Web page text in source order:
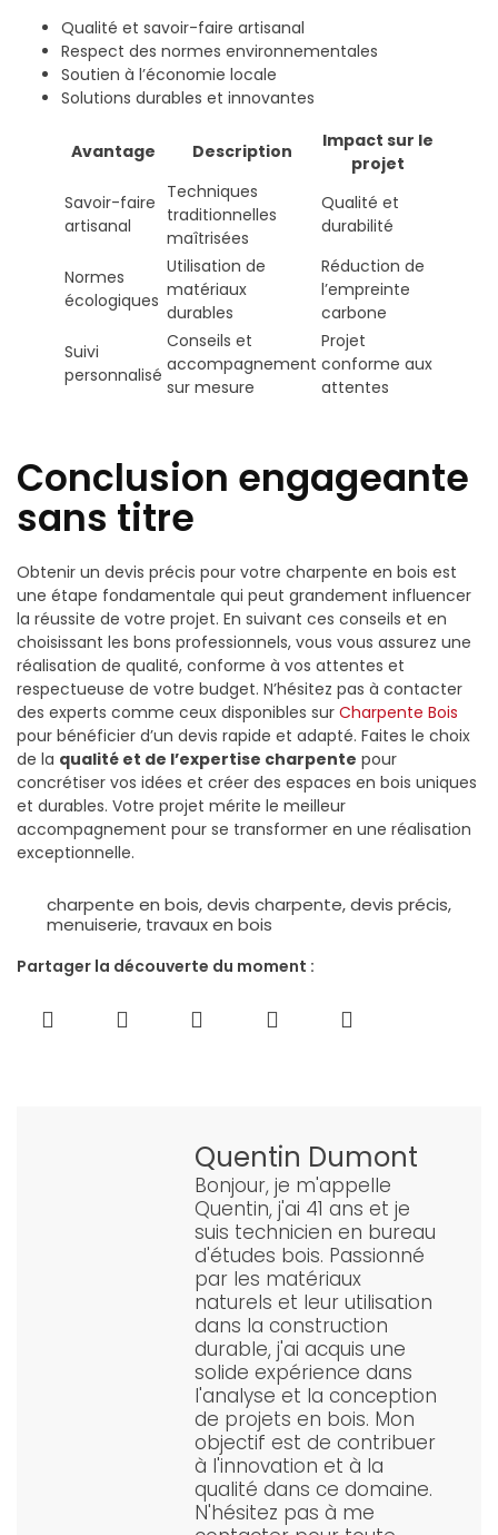
Qualité et savoir-faire artisanal
Respect des normes environnementales
Soutien à l’économie locale
Solutions durables et innovantes
Avantage Description
Impact sur le
projet
Savoir-faire
artisanal
Techniques
traditionnelles
maîtrisées
Qualité et
durabilité
Normes
écologiques
Utilisation de
matériaux
durables
Réduction de
l’empreinte
carbone
Suivi
personnalisé
Conseils et
accompagnement
sur mesure
Projet
conforme aux
attentes
Conclusion engageante
sans titre
Obtenir un devis précis pour votre charpente en bois est
une étape fondamentale qui peut grandement influencer
la réussite de votre projet. En suivant ces conseils et en
choisissant les bons professionnels, vous vous assurez une
réalisation de qualité, conforme à vos attentes et
respectueuse de votre budget. N’hésitez pas à contacter
des experts comme ceux disponibles sur Charpente Bois
pour bénéficier d’un devis rapide et adapté. Faites le choix
de la qualité et de l’expertise charpente pour
concrétiser vos idées et créer des espaces en bois uniques
et durables. Votre projet mérite le meilleur
accompagnement pour se transformer en une réalisation
exceptionnelle.
charpente en bois,devis charpente,devis précis,
menuiserie, travaux en bois
Partager la découverte du moment :
Quentin Dumont
Bonjour, je m'appelle
Quentin, j'ai 41 ans et je
suis technicien en bureau
d'études bois. Passionné
par les matériaux
naturels et leur utilisation
dans la construction
durable, j'ai acquis une
solide expérience dans
l'analyse et la conception
de projets en bois. Mon
objectif est de contribuer
à l'innovation et à la
qualité dans ce domaine.
N'hésitez pas à me